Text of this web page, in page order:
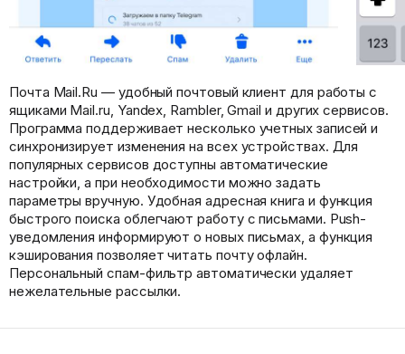
Почта Mail.Ru — удобный почтовый клиент для работы с
ящиками Mail.ru, Yandex, Rambler, Gmail и других сервисов.
Программа поддерживает несколько учетных записей и
синхронизирует изменения на всех устройствах. Для
популярных сервисов доступны автоматические
настройки, а при необходимости можно задать
параметры вручную. Удобная адресная книга и функция
быстрого поиска облегчают работу с письмами. Push-
уведомления информируют о новых письмах, а функция
кэширования позволяет читать почту офлайн.
Персональный спам-фильтр автоматически удаляет
нежелательные рассылки.